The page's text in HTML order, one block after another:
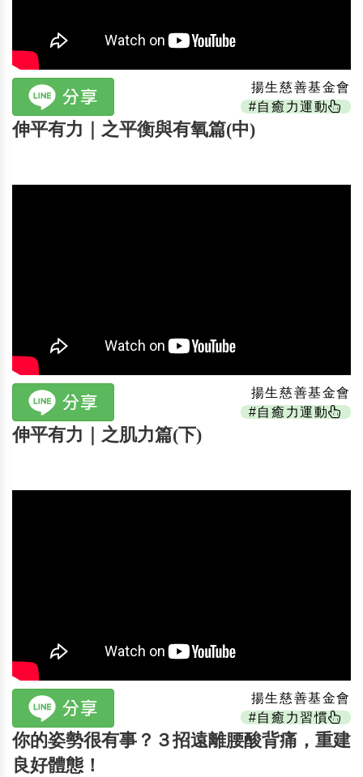
揚生慈善基金會
#自癒力運動
伸平有力｜之平衡與有氧篇(中)
揚生慈善基金會
#自癒力運動
伸平有力｜之肌力篇(下)
揚生慈善基金會
#自癒力習慣
你的姿勢很有事？３招遠離腰酸背痛，重建
良好體態！